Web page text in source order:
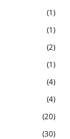
1
1
2
1
4
4
20
30